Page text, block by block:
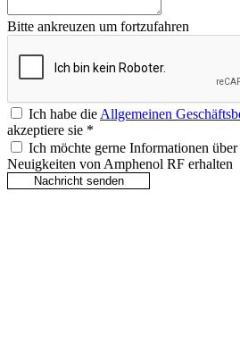
Bitte ankreuzen um fortzufahren
Ich habe die Allgemeinen
akzeptiere sie *
Ich möchte gerne Informationen
Neuigkeiten von Amphenol RF erhalten